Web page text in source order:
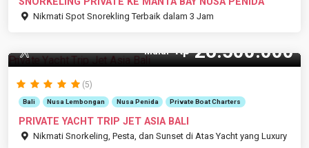
Nikmati Spot Snorekling Terbaik dalam 3 Jam
Mulai Rp26.500.000
(5)
Bali Nusa Lembongan Nusa Penida Private Boat Charters
PRIVATE YACHT TRIP JET ASIA BALI
Nikmati Snorkeling, Pesta, dan Sunset di Atas Yacht yang Luxury